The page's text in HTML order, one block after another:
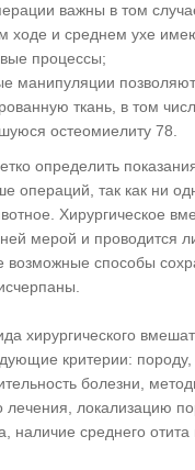
важны в том
ходе и среднем ухе
процессы;
манипуляции
ткань, в том
остеомиелиту 78.
определить
операций, так как ни
Хирургическое
мерой и проводится
возможные способы
хирургического
критерии: породу,
болезни,
лечения, локализацию
наличие среднего отита